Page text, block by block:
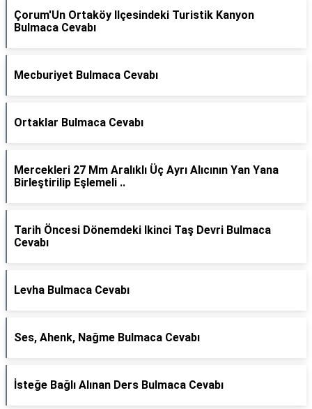
Çorum'Un Ortaköy Ilçesindeki Turistik Kanyon
Bulmaca Cevabı
Mecburiyet Bulmaca Cevabı
Ortaklar Bulmaca Cevabı
Mercekleri 27 Mm Aralıklı Üç Ayrı Alıcının Yan Yana
Birleştirilip Eşlemeli ..
Tarih Öncesi Dönemdeki Ikinci Taş Devri Bulmaca
Cevabı
Levha Bulmaca Cevabı
Ses, Ahenk, Nağme Bulmaca Cevabı
İsteğe Bağlı Alınan Ders Bulmaca Cevabı